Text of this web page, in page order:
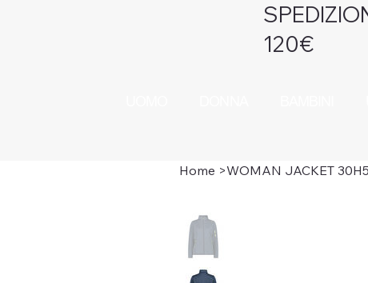
120€
Home >WOMAN JACKET